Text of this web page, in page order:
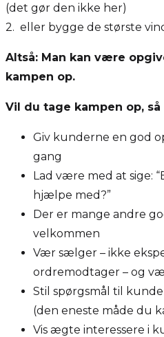
(det gør den ikke her)
2. eller bygge de største
Altså: Man kan være
kampen op.
Vil du tage kampen op,
Giv kunderne en god
gang
Lad være med at sige:
hjælpe med?”
Der er mange andre
velkommen
Vær sælger – ikke
ordremodtager – og
Stil spørgsmål til
(den eneste måde du
Vis ægte interessere i